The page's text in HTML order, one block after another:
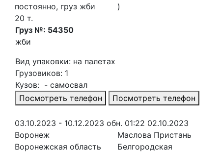
постоянно, груз жби
20 т.
)
Груз №: 54350
жби
Вид упаковки: на палетах
Грузовиков: 1
Кузов: - самосвал
Посмотреть телефон
Посмотреть телефон
03.10.2023 - 10.12.2023 обн. 01:22 02.10.2023
Воронеж
Воронежская область
Маслова Пристань
Белгородская